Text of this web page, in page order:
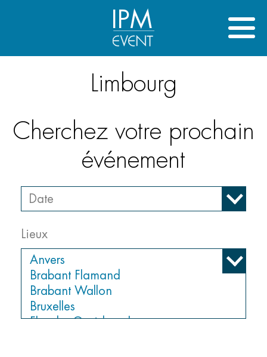
IPM
Limbourg
Cherchez votre prochain
événement
Lieux